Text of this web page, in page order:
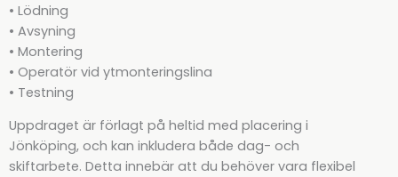
• Lödning
• Avsyning
• Montering
• Operatör vid ytmonteringslina
• Testning
Uppdraget är förlagt på heltid med placering i
Jönköping, och kan inkludera både dag- och
skiftarbete. Detta innebär att du behöver vara flexibel